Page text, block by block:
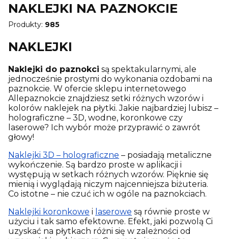
NAKLEJKI NA PAZNOKCIE
Produkty: 985
NAKLEJKI
Naklejki do paznokci są spektakularnymi, ale
jednocześnie prostymi do wykonania ozdobami na
paznokcie. W ofercie sklepu internetowego
Allepaznokcie znajdziesz setki różnych wzorów i
kolorów naklejek na płytki. Jakie najbardziej lubisz –
holograficzne – 3D, wodne, koronkowe czy
laserowe? Ich wybór może przyprawić o zawrót
głowy!
Naklejki 3D – holograficzne – posiadają metaliczne
wykończenie. Są bardzo proste w aplikacji i
występują w setkach różnych wzorów. Pięknie się
mienią i wyglądają niczym najcenniejsza biżuteria.
Co istotne – nie czuć ich w ogóle na paznokciach.
Naklejki koronkowe i laserowe są równie proste w
użyciu i tak samo efektowne. Efekt, jaki pozwolą Ci
uzyskać na płytkach różni się w zależności od